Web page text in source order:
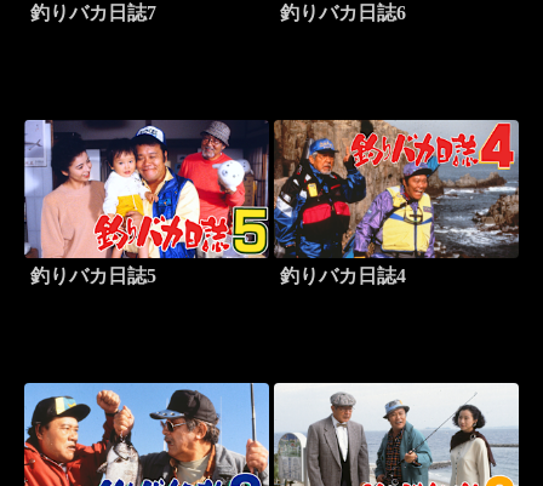
釣りバカ日誌7 釣りバカ日誌6
釣りバカ日誌5 釣りバカ日誌4